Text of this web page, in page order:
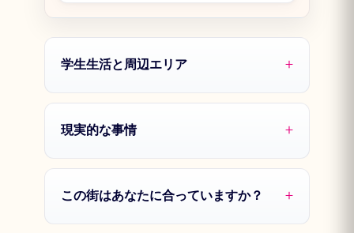
学生生活と周辺エリア
現実的な事情
この街はあなたに合っていますか？